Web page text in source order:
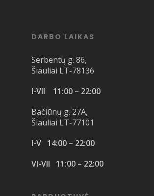
DARBO LAIKAS
Serbentų g. 86,
Šiauliai LT-78136
I-VII 11:00 – 22:00
Bačiūnų g. 27A,
Šiauliai LT-77101
I-V 14:00 – 22:00
VI-VII 11:00 – 22:00